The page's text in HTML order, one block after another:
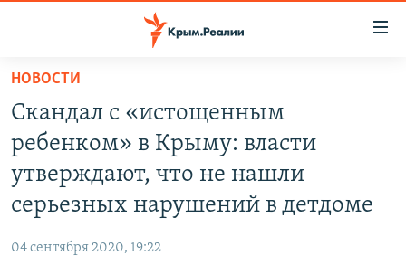
Вернуться
основному
содержанию
Вернутся
главной
Вернутся
СПЕЦПРОЕКТЫ
ВОДА
ИНТЕРАКТИВ
РАДІО СВОБОДА
НОВОСТИ
Скандал с «истощенным
ребенком» в Крыму: власти
утверждают, что не нашли
серьезных нарушений в детдоме
04 сентября 2020, 19:22